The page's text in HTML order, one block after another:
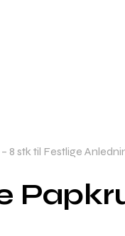
8 stk til Festlige